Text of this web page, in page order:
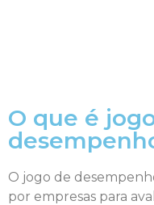
O que é
O jogo de
por empresas para